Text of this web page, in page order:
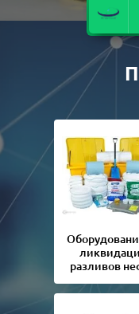
разливов